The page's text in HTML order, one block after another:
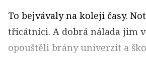
To bejvávaly na koleji časy.
třicátníci. A dobrá nálada jim
opouštěli brány univerzit a